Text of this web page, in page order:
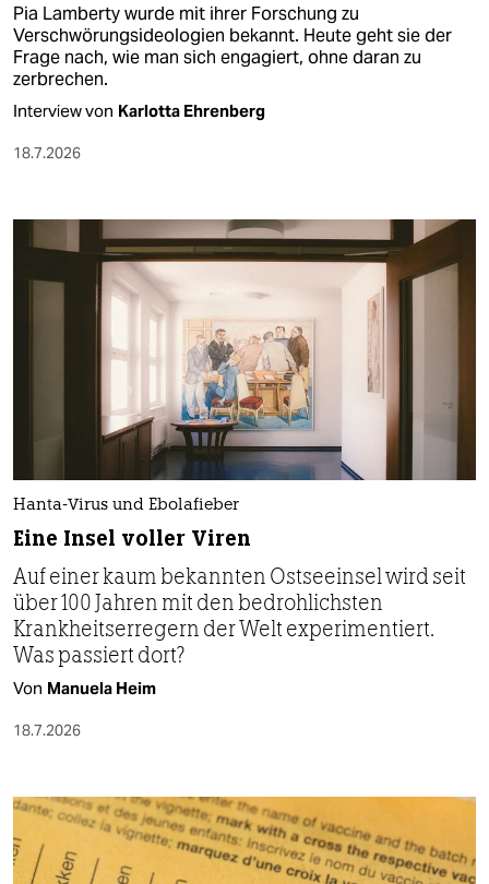
Pia Lamberty wurde mit ihrer Forschung zu
Verschwörungsideologien bekannt. Heute geht sie der
Frage nach, wie man sich engagiert, ohne daran zu
zerbrechen.
Interview von Karlotta Ehrenberg
18.7.2026
Hanta-Virus und Ebolafieber
Eine Insel voller Viren
Auf einer kaum bekannten Ostseeinsel wird seit
über 100 Jahren mit den bedrohlichsten
Krankheitserregern der Welt experimentiert.
Was passiert dort?
Von Manuela Heim
18.7.2026